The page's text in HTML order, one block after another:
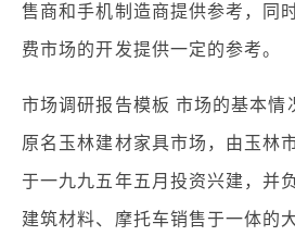
售商和手机制造商提供参考，同
费市场的开发提供一定的参考。
市场调研报告模板 市场的基本情
原名玉林建材家具市场，由玉林
于一九九五年五月投资兴建，并
建筑材料、摩托车销售于一体的